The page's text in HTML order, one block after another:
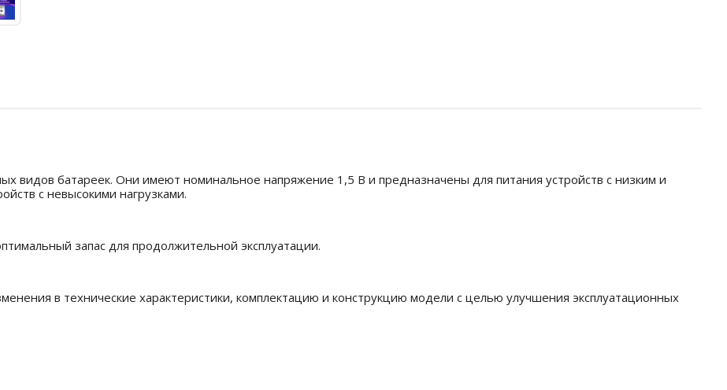
видов батареек. Они имеют номинальное напряжение 1,5 В и предназначены для питания устройств с низким и
с невысокими нагрузками.
запас для продолжительной эксплуатации.
в технические характеристики, комплектацию и конструкцию модели с целью улучшения эксплуатационных